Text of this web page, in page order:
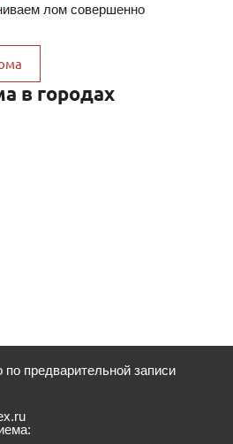
лом совершенно
в городах
предварительной записи